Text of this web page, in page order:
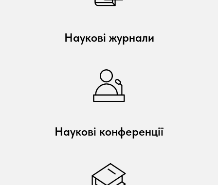
Наукові журнали
Наукові конференції